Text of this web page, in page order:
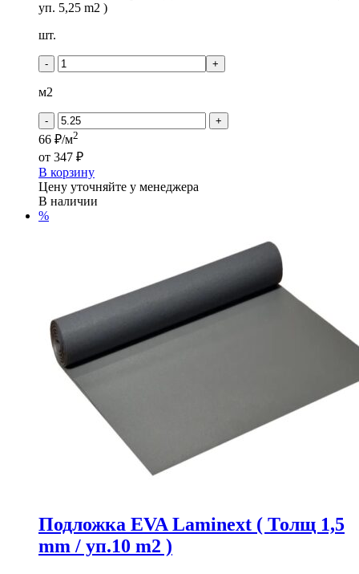
уп. 5,25 m2 )
шт.
- +
м2
- +
66 ₽/м2
от 347 ₽
В корзину
Цену уточняйте у менеджера
В наличии
%
Подложка EVA Laminext ( Толщ 1,5
mm / уп.10 m2 )